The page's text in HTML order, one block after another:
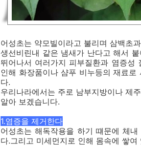
어성초는 약모빌이라고 불리며 삼백초
생선비린내 같은 냄새가 난다고 해서
뛰어나서 여러가지 피부질환과 염증성
인해 화장품이나 샴푸 비누등의 재료
다.
우리나라에서는 주로 남부지방이나 제
알아 보겠습니다.
1.염증을 제거한다
어성초는 해독작용을 하기 떄문에 체
다.그리고 미세먼지로 인해 몸속에 쌓